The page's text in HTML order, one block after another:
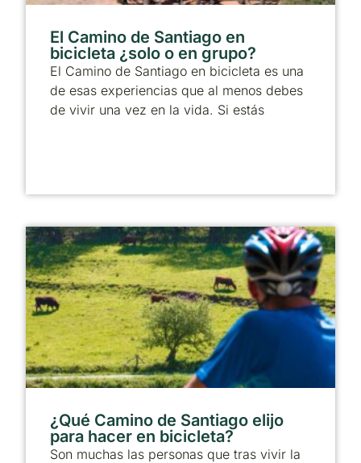
El Camino de Santiago en
bicicleta ¿solo o en grupo?
El Camino de Santiago en bicicleta es una
de esas experiencias que al menos debes
de vivir una vez en la vida. Si estás
¿Qué Camino de Santiago elijo
para hacer en bicicleta?
Son muchas las personas que tras vivir la